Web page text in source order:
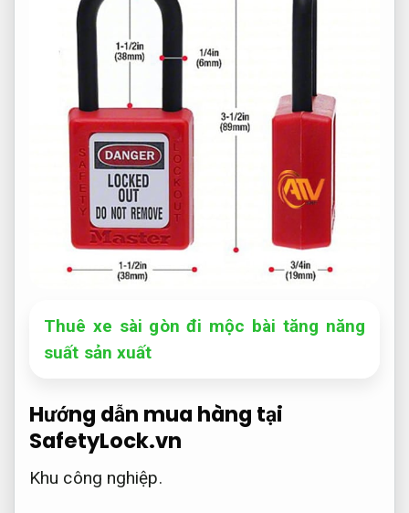
Thuê xe sài gòn đi mộc bài tăng năng
suất sản xuất
Hướng dẫn mua hàng tại
SafetyLock.vn
Khu công nghiệp.